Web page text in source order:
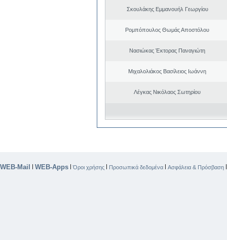
Σκουλάκης Εμμανουήλ Γεωργίου
Ρομπόπουλος Θωμάς Αποστόλου
Νασιώκας Έκτορας Παναγιώτη
Μιχαλολιάκος Βασίλειος Ιωάννη
Λέγκας Νικόλαος Σωτηρίου
WEB-Mail | WEB-Apps |Όροι χρήσης | Προσωπικά δεδομένα | Ασφάλεια & Πρόσβαση